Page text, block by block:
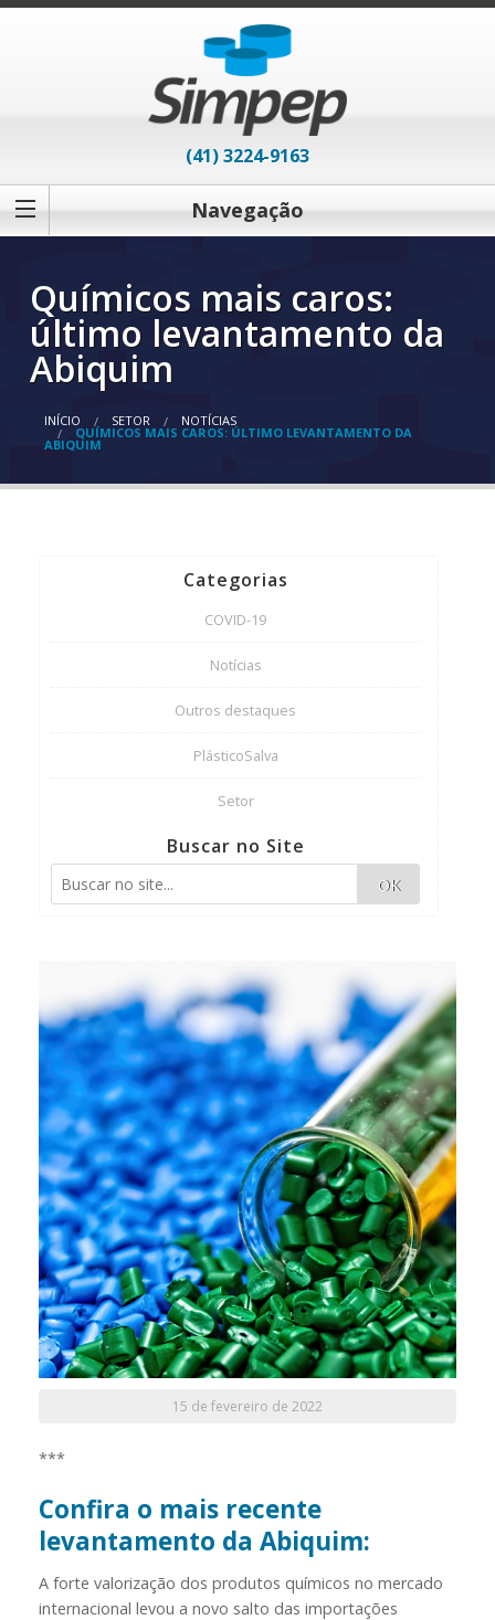
(41) 3224-9163
Navegação
Químicos mais caros:
último levantamento da
Abiquim
INÍCIO SETOR NOTÍCIAS
QUÍMICOS MAIS CAROS: ÚLTIMO LEVANTAMENTO DA
ABIQUIM
Categorias
COVID-19
Notícias
Outros destaques
PlásticoSalva
Setor
Buscar no Site
OK
15 de fevereiro de 2022
***
Confira o mais recente
levantamento da Abiquim:
A forte valorização dos produtos químicos no mercado
internacional levou a novo salto das importações